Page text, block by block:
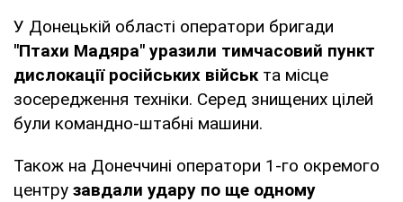
У Донецькій області оператори бригади
"Птахи Мадяра" уразили тимчасовий пункт
дислокації російських військта місце
зосередження техніки. Серед знищених цілей
були командно-штабні машини.
Також на Донеччині оператори 1-го окремого
центру завдали удару по ще одному